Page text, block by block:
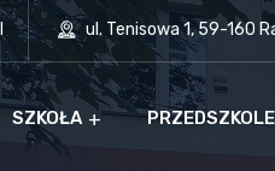
ul. Tenisowa 1, 59-160
SZKOŁA PRZEDSZKOLE